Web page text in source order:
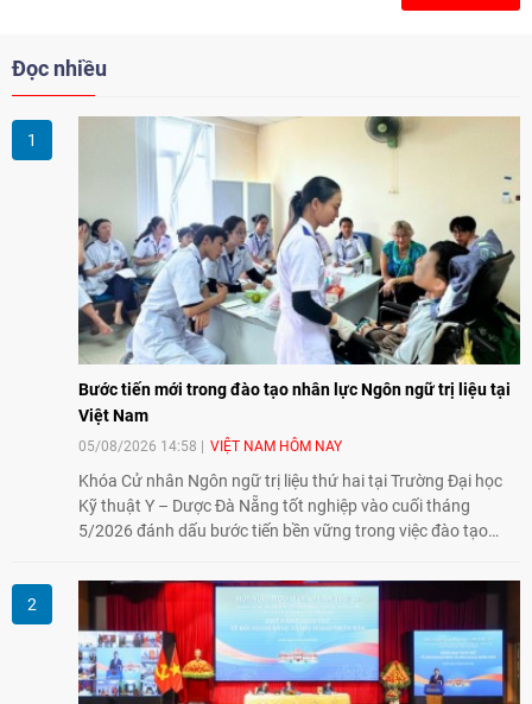
Đọc nhiều
Bước tiến mới trong đào tạo nhân lực Ngôn ngữ trị liệu tại
Việt Nam
05/08/2026 14:58 VIỆT NAM HÔM NAY
Khóa Cử nhân Ngôn ngữ trị liệu thứ hai tại Trường Đại học
Kỹ thuật Y – Dược Đà Nẵng tốt nghiệp vào cuối tháng
5/2026 đánh dấu bước tiến bền vững trong việc đào tạo
tại Việt Nam.